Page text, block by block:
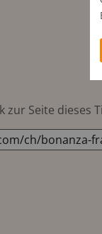
zur Seite dieses